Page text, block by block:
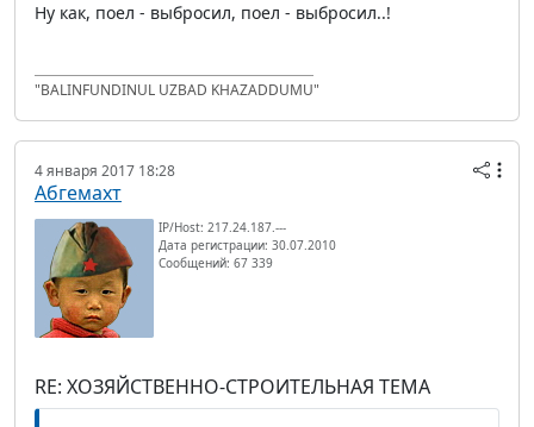
Ну как, поел - выбросил, поел - выбросил..!
"BALINFUNDINUL UZBAD KHAZADDUMU"
4 января 2017 18:28
Абгемахт
IP/Host: 217.24.187.---
Дата регистрации: 30.07.2010
Сообщений: 67 339
RE: ХОЗЯЙСТВЕННО-СТРОИТЕЛЬНАЯ ТЕМА